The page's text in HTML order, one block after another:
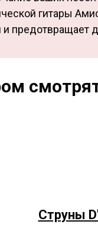
гитары
и
Струны